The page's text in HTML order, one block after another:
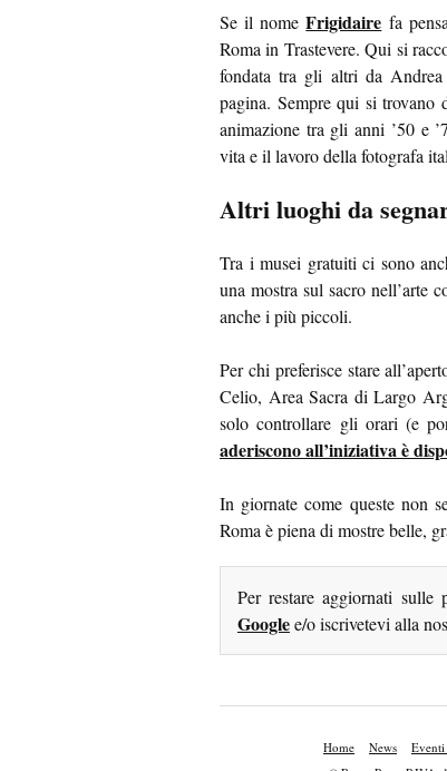
Se il nomeFrigidaire fa
Roma in Trastevere. Qui si
fondata tra gli altri da
pagina. Sempre qui si trovano
animazione tra gli anni ’50 e
vita e il lavoro della fotografa
Altri luoghi da
Tra i musei gratuiti ci sono
una mostra sul sacro nell’arte
anche i più piccoli.
Per chi preferisce stare
Celio, Area Sacra di Largo
solo controllare gli orari (e
aderiscono all’iniziativa è
In giornate come queste non
Roma è piena di mostre belle,
Per restare aggiornati sulle
Googlee/o iscrivetevi alla
Home News Eventi